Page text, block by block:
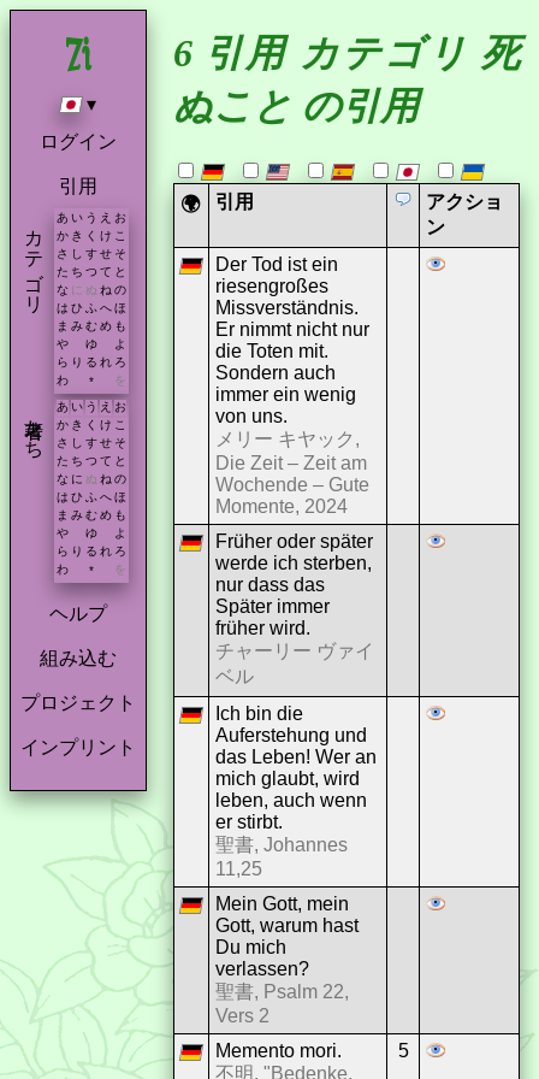
▾
ログイン
引用
カテゴリ あ い う え お
か き く け こ
さ し す せ そ
た ち つ て と
な に ぬ ね の
は ひ ふ へ ほ
ま み む め も
や
ゆ
よ
ら り る れ ろ
わ
* を
著者たち あ い う え お
か き く け こ
さ
し す せ そ
た ち つ て と
な に ぬ ね の
は ひ ふ へ ほ
ま み む め も
や
ゆ
よ
ら り る れ ろ
わ
* を
ヘルプ
組み込む
プロジェクト
インプリント
6 引用 カテゴリ 死
ぬこと の引用
🌍 引用
アクショ
ン
Der Tod ist ein
riesengroßes
Missverständnis.
Er nimmt nicht nur
die Toten mit.
Sondern auch
immer ein wenig
von uns.
メリー キヤック,
Die Zeit – Zeit am
Wochende – Gute
Momente, 2024
Früher oder später
werde ich sterben,
nur dass das
Später immer
früher wird.
チャーリー ヴァイ
ベル
Ich bin die
Auferstehung und
das Leben! Wer an
mich glaubt, wird
leben, auch wenn
er stirbt.
聖書, Johannes
11,25
Mein Gott, mein
Gott, warum hast
Du mich
verlassen?
聖書, Psalm 22,
Vers 2
Memento mori.
不明, "Bedenke,
5